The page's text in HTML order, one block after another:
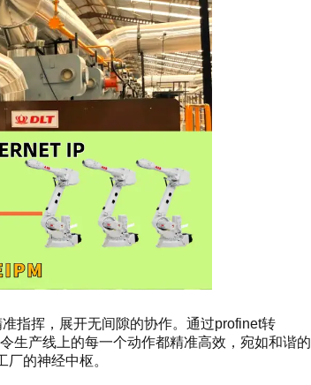
指挥，展开无间隙的协作。通过profinet转
生产线上的每一个动作都精准高效，宛如和谐的
的神经中枢。